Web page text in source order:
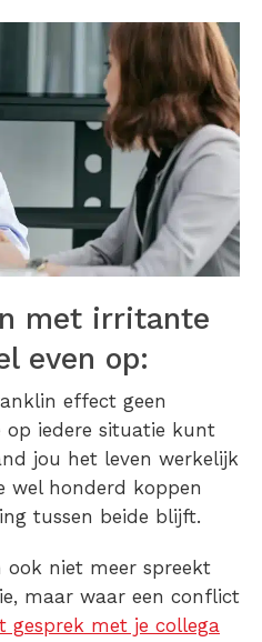
met irritante
even op:
effect geen
op iedere situatie kunt
jou het leven werkelijk
wel honderd koppen
tussen beide blijft.
ook niet meer spreekt
maar waar een conflict
gesprek met je collega